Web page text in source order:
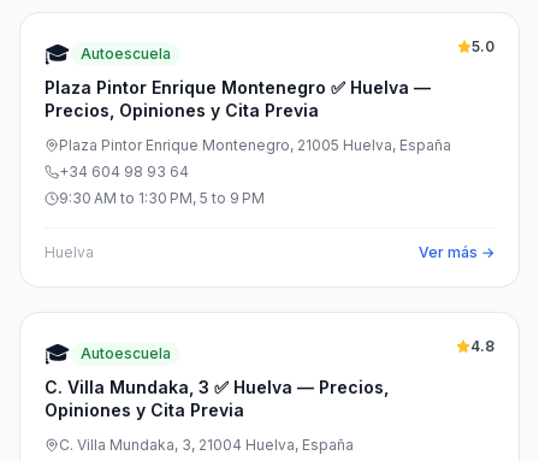
🎓 Autoescuela
Plaza Pintor Enrique Montenegro ✅ Huelva —
Precios, Opiniones y Cita Previa
5.0
Plaza Pintor Enrique Montenegro, 21005 Huelva, España
+34 604 98 93 64
9:30 AM to 1:30 PM, 5 to 9 PM
Huelva Ver más →
🎓 Autoescuela
C. Villa Mundaka, 3 ✅ Huelva — Precios,
Opiniones y Cita Previa
4.8
C. Villa Mundaka, 3, 21004 Huelva, España